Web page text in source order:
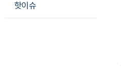
핫이슈